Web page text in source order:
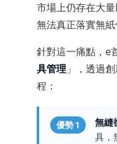
市場上仍存在大
無法真正落實無紙
針對這一痛點，e
具管理 」，透過
程：
優勢 1 無縫
具，